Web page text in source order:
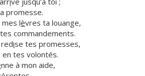
promesse.
lèvres ta louange,
commandements.
ise tes promesses,
en tes volontés.
nne à mon aide,